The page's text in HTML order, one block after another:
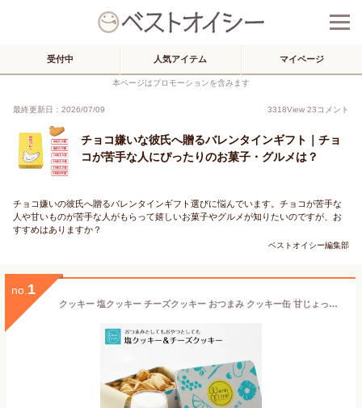
受付中 人気アイテム マイページ
本ページはプロモーションを含みます
最終更新日：2026/07/09 3318View 23コメント
チョコ嫌いな彼氏へ贈るバレンタインギフト｜チョ
コが苦手な人にぴったりのお菓子・グルメは？
チョコ嫌いの彼氏へ贈るバレンタインギフト選びに悩んでいます。チョコが苦手な
人や甘いものが苦手な人がもらって嬉しいお菓子やグルメが知りたいのですが、お
すすめはありますか？
ベストオイシー編集部
no. 1
クッキー 塩クッキー チーズクッキー おつまみ クッキー缶 甘じょっぱい 誕生日 ギフト 誕生日プレゼント 2種類セット かわいい 缶入り 卵不使用 詰め合わせ おしゃれ 焼き菓子 送料無料 お取り寄せ スイーツ ランキング ビスケット サブレ バター 人気 お酒に合う